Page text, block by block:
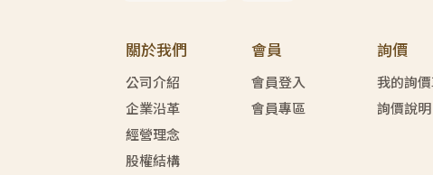
關於我們
公司介紹
企業沿革
經營理念
股權結構
會員
會員登入
會員專區
詢價
我的詢
詢價說明